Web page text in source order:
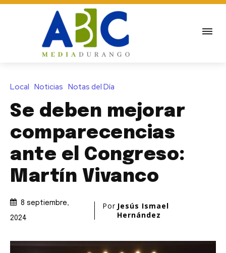
Local Noticias Notas del Día
Se deben mejorar
comparecencias
ante el Congreso:
Martín Vivanco
8 septiembre,
2024
Por Jesús Ismael
Hernández